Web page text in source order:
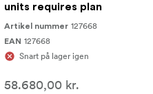
units requires plan
Artikel nummer 127668
EAN 127668
Snart på lager igen
58.680,00 kr.